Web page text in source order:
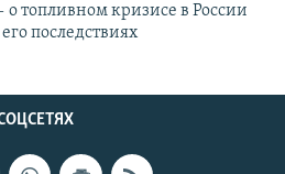
о топливном кризисе в России
последствиях